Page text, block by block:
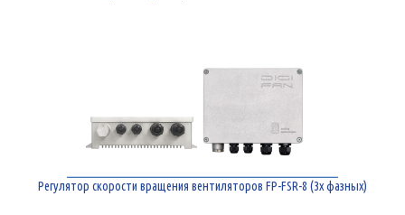
Регулятор скорости вращения вентиляторов FP-FSR-8 (3х фазных)